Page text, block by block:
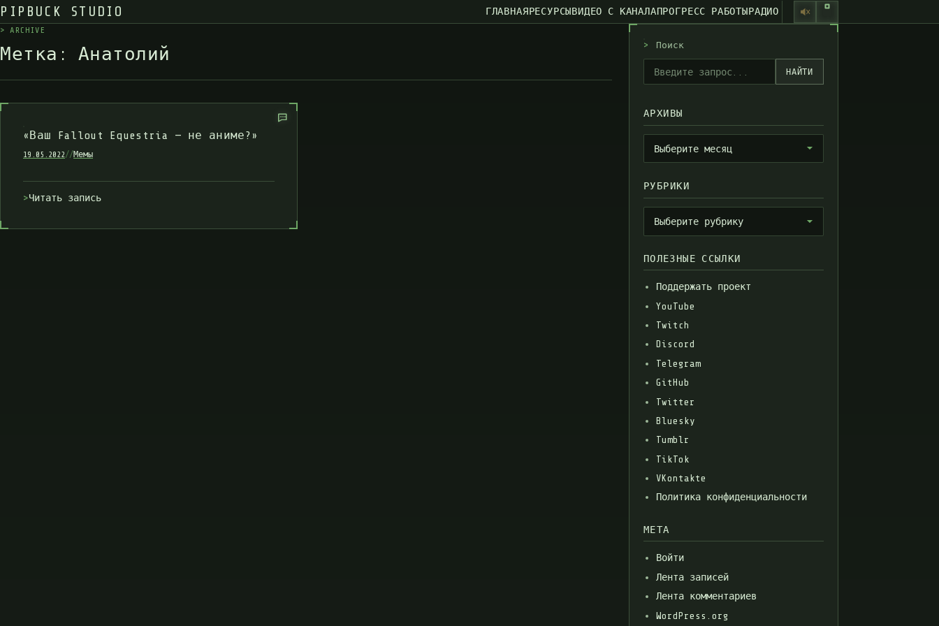
PIPBUCK STUDIO ГЛАВНАЯРЕСУРСЫВИДЕО С КАНАЛАПРОГРЕСС РАБОТЫРАДИО
> A RC HIV E
Мет ка : Анатолий
«Ваш Fallout Equestria — не аниме?»
19.05.2022//Мемы
Читать запись
> Поиск
НАЙТИ
АРХИВЫ
Архивы
Выберите месяц
РУБРИКИ
Рубрики
Выберите рубрику
ПОЛЕЗНЫЕ ССЫЛКИ
Поддержать проект
YouTube
Twitch
Discord
Telegram
GitHub
Twitter
Bluesky
Tumblr
TikTok
VKontakte
Политика конфиденциальности
МЕТА
Войти
Лента записей
Лента комментариев
WordPress.org